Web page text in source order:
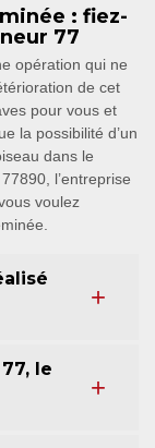
: fiez-
77
opération qui ne
de cet
pour vous et
la possibilité d’un
dans le
l’entreprise
voulez
le